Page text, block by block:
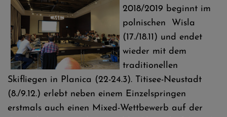
2018/2019 beginnt im
polnischen Wisla
(17./18.11) und endet
wieder mit dem
traditionellen
Skifliegen in Planica (22-24.3). Titisee-Neustadt
(8./9.12.) erlebt neben einem Einzelspringen
erstmals auch einen Mixed-Wettbewerb auf der